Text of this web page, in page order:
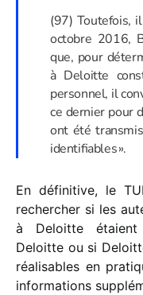
(97) Toutefois,
octobre 2016,
que, pour
à Deloitte
person­nel, il
ce dernier pour
ont été
identifiables ».
En défi­ni­tive, le
recher­cher si les
à Deloitte étaient
Deloitte ou si
réali­sables en
infor­ma­tions